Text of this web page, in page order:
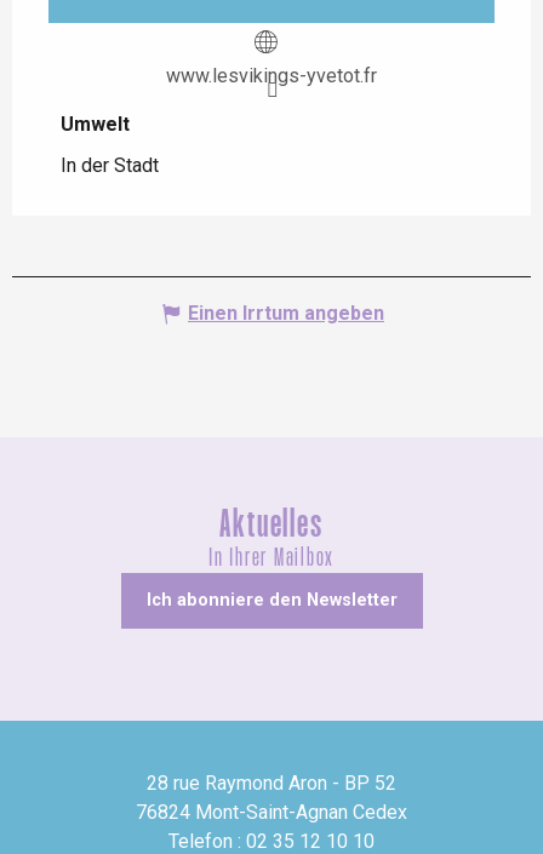
www.lesvikings-yvetot.fr
Umwelt
Umwelt
In der Stadt
Einen Irrtum angeben
Aktuelles
In Ihrer Mailbox
Ich abonniere den Newsletter
28 rue Raymond Aron - BP 52
76824 Mont-Saint-Agnan Cedex
Telefon : 02 35 12 10 10